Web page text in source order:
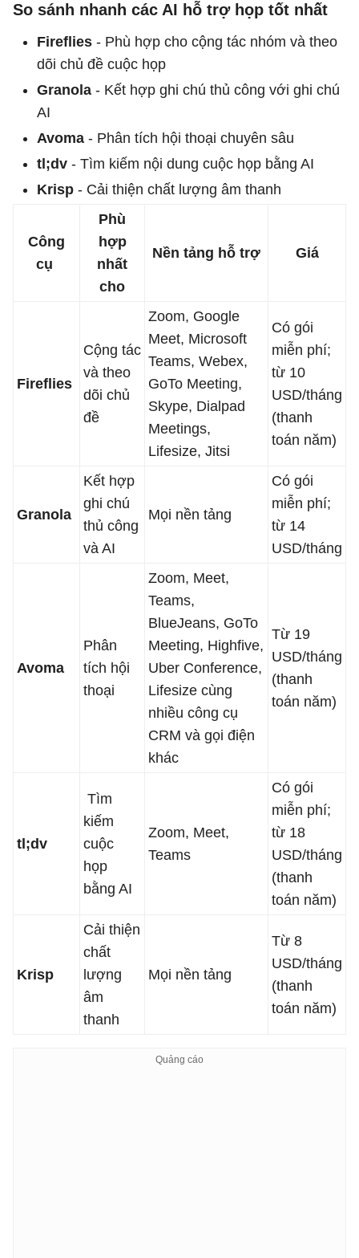
So sánh nhanh các AI hỗ trợ họp tốt nhất
Fireflies - Phù hợp cho cộng tác nhóm và theo
dõi chủ đề cuộc họp
Granola - Kết hợp ghi chú thủ công với ghi chú
AI
Avoma - Phân tích hội thoại chuyên sâu
tl;dv - Tìm kiếm nội dung cuộc họp bằng AI
Krisp - Cải thiện chất lượng âm thanh
Công
cụ
Phù
hợp
nhất
cho
Nền tảng hỗ trợ Giá
Fireflies
Cộng tác
và theo
dõi chủ
đề
Zoom, Google
Meet, Microsoft
Teams, Webex,
GoTo Meeting,
Skype, Dialpad
Meetings,
Lifesize, Jitsi
Có gói
miễn phí;
từ 10
USD/tháng
(thanh
toán năm)
Granola
Kết hợp
ghi chú
thủ công
và AI
Mọi nền tảng
Có gói
miễn phí;
từ 14
USD/tháng
Avoma
Phân
tích hội
thoại
Zoom, Meet,
Teams,
BlueJeans, GoTo
Meeting, Highfive,
Uber Conference,
Lifesize cùng
nhiều công cụ
CRM và gọi điện
khác
Từ 19
USD/tháng
(thanh
toán năm)
tl;dv
Tìm
kiếm
cuộc
họp
bằng AI
Zoom, Meet,
Teams
Có gói
miễn phí;
từ 18
USD/tháng
(thanh
toán năm)
Krisp
Cải thiện
chất
lượng
âm
thanh
Mọi nền tảng
Từ 8
USD/tháng
(thanh
toán năm)